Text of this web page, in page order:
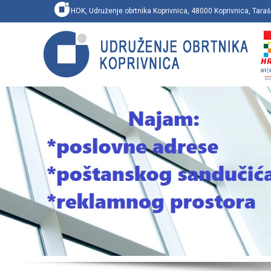
HOK, Udruženje obrtnika Koprivnica, 48000 Koprivnica,